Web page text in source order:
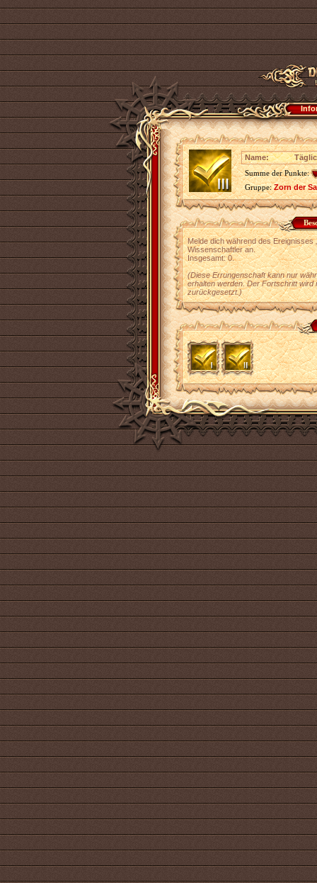
Name:
Summe der Punkte:
Gruppe:Zorn der
Melde dich während des Ereignisses
Wissenschaftler an.
Insgesamt: 0.
(Diese Errungenschaft kann nur
erhalten werden. Der Fortschritt wird
zurückgesetzt.)